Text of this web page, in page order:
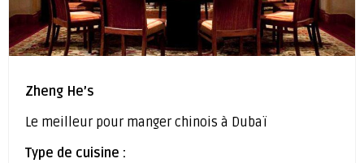
Zheng He’s
Le meilleur pour manger chinois à Dubaï
Type de cuisine :